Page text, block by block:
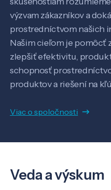
O
výzvam zákazníkov a
prostredníctvom našich
Našim cieľom je pomôcť
zlepšiť efektivitu,
schopnosť
produktov a riešení na
Viac o spoločnosti
Veda a výskum